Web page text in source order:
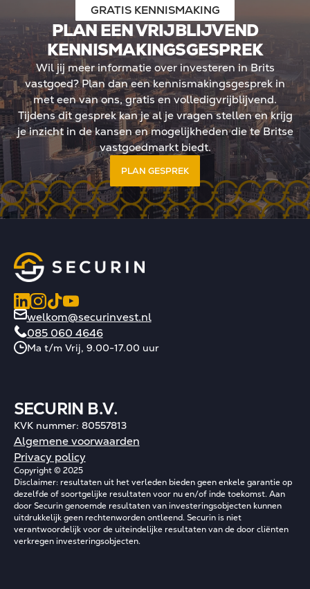
geen jaarlijkse
maar belasting
kern: meer regie, meer
positionering in
GRATIS KENNISMAKING
PLAN EEN VRIJBLIJVEND
KENNISMAKINGSGESPREK
Wil jij meer informatie over investeren in Brits
vastgoed? Plan dan een kennismakingsgesprek in
met een van ons, gratis en volledigvrijblijvend.
Tijdens dit gesprek kan je al je vragen stellen en krijg
je inzicht in de kansen en mogelijkheden die te Britse
vastgoedmarkt biedt.
PLAN GESPREK
welkom@securinvest.nl
085 060 4646
Ma t/m Vrij, 9.00-17.00 uur
SECURIN B.V.
KVK nummer: 80557813
Algemene voorwaarden
Privacy policy
Copyright © 2025
Disclaimer: resultaten uit het verleden bieden geen enkele garantie op
dezelfde of soortgelijke resultaten voor nu en/of inde toekomst. Aan
door Securin genoemde resultaten van investeringsobjecten kunnen
uitdrukkelijk geen rechtenworden ontleend. Securin is niet
verantwoordelijk voor de uiteindelijke resultaten van de door cliënten
verkregen investeringsobjecten.